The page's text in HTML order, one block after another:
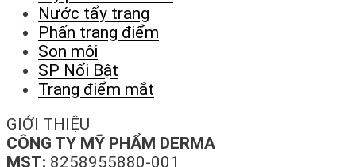
Nước tẩy trang
Phấn trang điểm
Son môi
SP Nổi Bật
Trang điểm mắt
GIỚI THIỆU
CÔNG TY MỸ PHẨM DERMA
MST: 8258955880-001